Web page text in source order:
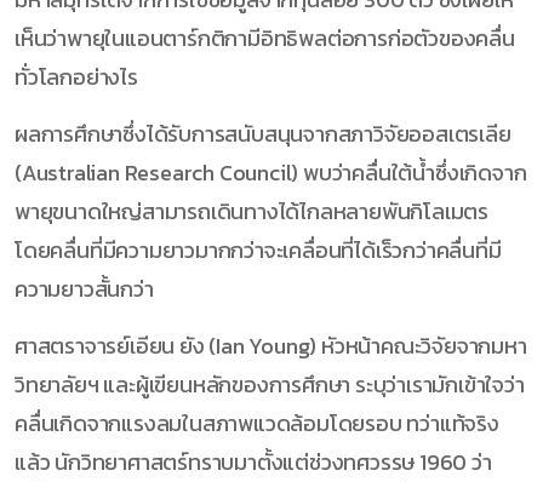
เห็นว่าพายุในแอนตาร์กติกามีอิทธิพลต่อการก่อตัวของคลื่น
ทั่วโลกอย่างไร
ผลการศึกษาซึ่งได้รับการสนับสนุนจากสภาวิจัยออสเตรเลีย
(Australian Research Council) พบว่าคลื่นใต้น้ำซึ่งเกิดจาก
พายุขนาดใหญ่สามารถเดินทางได้ไกลหลายพันกิโลเมตร
โดยคลื่นที่มีความยาวมากกว่าจะเคลื่อนที่ได้เร็วกว่าคลื่นที่มี
ความยาวสั้นกว่า
ศาสตราจารย์เอียน ยัง (Ian Young) หัวหน้าคณะวิจัยจากมหา
วิทยาลัยฯ และผู้เขียนหลักของการศึกษา ระบุว่าเรามักเข้าใจว่า
คลื่นเกิดจากแรงลมในสภาพแวดล้อมโดยรอบ ทว่าแท้จริง
แล้ว นักวิทยาศาสตร์ทราบมาตั้งแต่ช่วงทศวรรษ 1960 ว่า